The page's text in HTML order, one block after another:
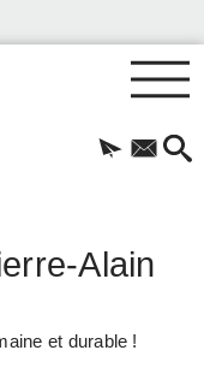
Alain
et durable !